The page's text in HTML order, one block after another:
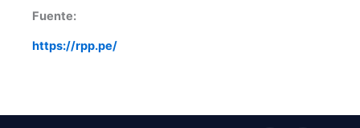
Fuente:
https://rpp.pe/